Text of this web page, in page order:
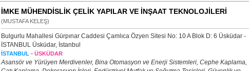
İMKE MÜHENDİSLİK ÇELİK YAPILAR VE İNŞAAT TEKNOLOJİLERİ
(MUSTAFA KELEŞ)
Bulgurlu Mahallesi Gürpınar Caddesi Çamlıca Özyen Sitesi No: 10 A Blok D: 6 Üsküdar -
İSTANBUL Üsküdar, İstanbul
İSTANBUL- ÜSKÜDAR
Asansör ve Yürüyen Merdivenler, Bina Otomasyon ve Enerji Sistemleri, Cephe Kaplama,